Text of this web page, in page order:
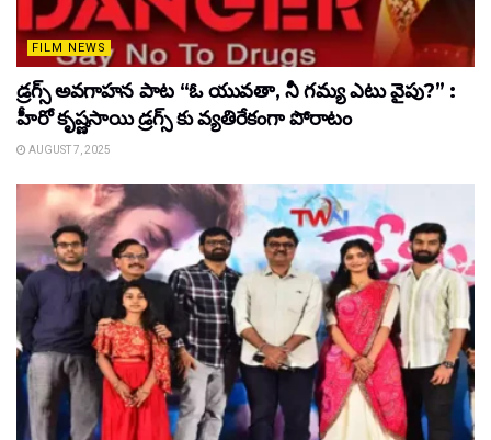
FILM NEWS
డ్రగ్స్ అవగాహన పాట “ఓ యువతా, నీ గమ్య ఎటు వైపు?” :
హీరో కృష్ణసాయి డ్రగ్స్ కు వ్యతిరేకంగా పోరాటం
AUGUST 7, 2025